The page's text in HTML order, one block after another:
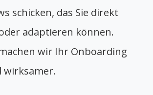
schicken, das Sie direkt
adaptieren können.
wir Ihr Onboarding
wirksamer.